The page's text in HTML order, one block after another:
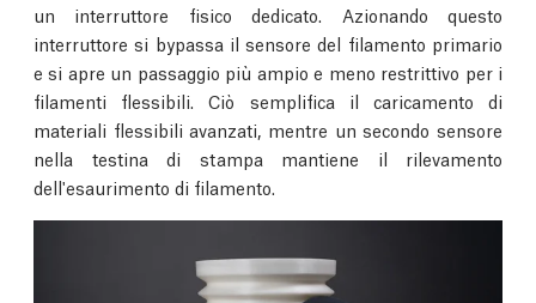
un interruttore fisico dedicato. Azionando questo
interruttore si bypassa il sensore del filamento primario
e si apre un passaggio più ampio e meno restrittivo per i
filamenti flessibili. Ciò semplifica il caricamento di
materiali flessibili avanzati, mentre un secondo sensore
nella testina di stampa mantiene il rilevamento
dell'esaurimento di filamento.